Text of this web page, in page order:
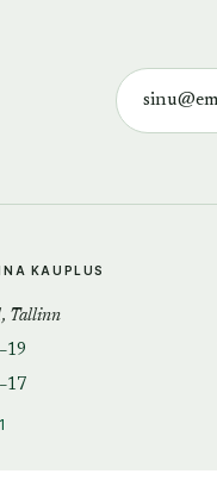
KAUPLUS
Tallinn